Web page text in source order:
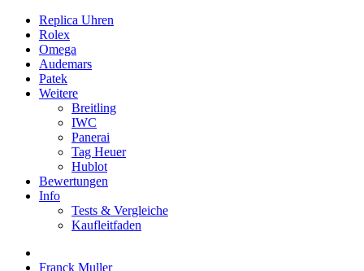
Replica Uhren
Rolex
Omega
Audemars
Patek
Weitere
Breitling
IWC
Panerai
Tag Heuer
Hublot
Bewertungen
Info
Tests & Vergleiche
Kaufleitfaden
Franck Muller